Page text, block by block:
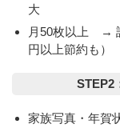
大
月50枚以上 →
円以上節約も）
STEP2
家族写真・年